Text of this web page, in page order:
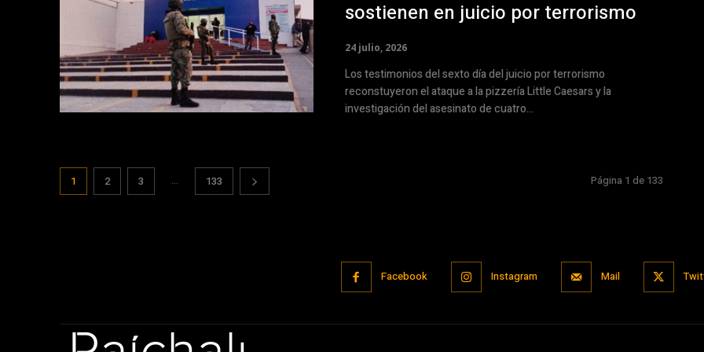
sostienen en juicio por terrorismo
24 julio, 2026
Los testimonios del sexto día del juicio por terrorismo
reconstuyeron el ataque a la pizzería Little Caesars y la
investigación del asesinato de cuatro...
1 2 3 ... 133 Página 1 de 133
Facebook Instagram Mail